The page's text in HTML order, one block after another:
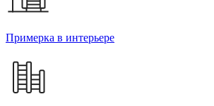
Примерка в интерьере